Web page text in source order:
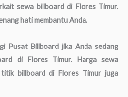
sewa billboard di Flores Timur.
hati membantu Anda.
Pusat Billboard jika Anda sedang
di Flores Timur. Harga sewa
billboard di Flores Timur juga